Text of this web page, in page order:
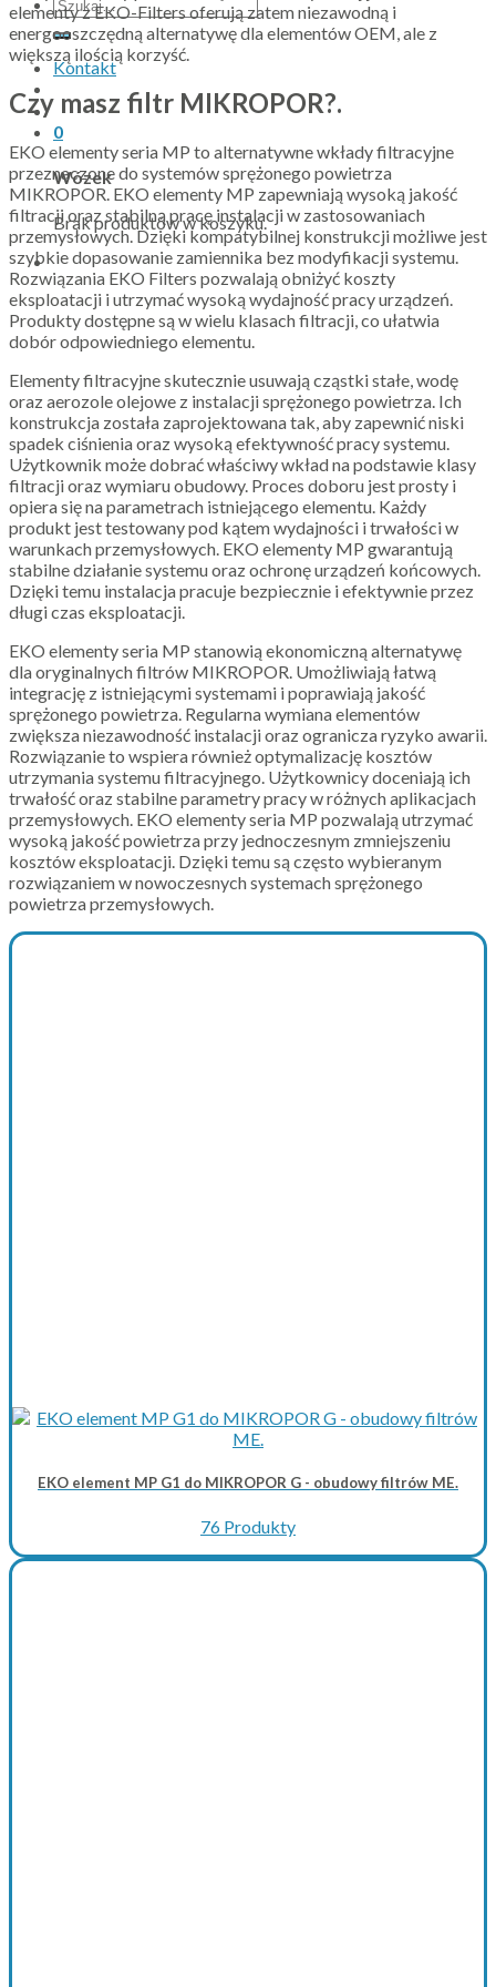
Kontakt
0
Wózek
Brak produktów w koszyku.
elementy z EKO-Filters oferują zatem niezawodną i
energooszczędną alternatywę dla elementów OEM, ale z
większą ilością korzyść.
Czy masz filtr MIKROPOR?.
EKO elementy seria MP to alternatywne wkłady filtracyjne
przeznaczone do systemów sprężonego powietrza
MIKROPOR. EKO elementy MP zapewniają wysoką jakość
filtracji oraz stabilną pracę instalacji w zastosowaniach
przemysłowych. Dzięki kompatybilnej konstrukcji możliwe jest
szybkie dopasowanie zamiennika bez modyfikacji systemu.
Rozwiązania EKO Filters pozwalają obniżyć koszty
eksploatacji i utrzymać wysoką wydajność pracy urządzeń.
Produkty dostępne są w wielu klasach filtracji, co ułatwia
dobór odpowiedniego elementu.
Elementy filtracyjne skutecznie usuwają cząstki stałe, wodę
oraz aerozole olejowe z instalacji sprężonego powietrza. Ich
konstrukcja została zaprojektowana tak, aby zapewnić niski
spadek ciśnienia oraz wysoką efektywność pracy systemu.
Użytkownik może dobrać właściwy wkład na podstawie klasy
filtracji oraz wymiaru obudowy. Proces doboru jest prosty i
opiera się na parametrach istniejącego elementu. Każdy
produkt jest testowany pod kątem wydajności i trwałości w
warunkach przemysłowych. EKO elementy MP gwarantują
stabilne działanie systemu oraz ochronę urządzeń końcowych.
Dzięki temu instalacja pracuje bezpiecznie i efektywnie przez
długi czas eksploatacji.
EKO elementy seria MP stanowią ekonomiczną alternatywę
dla oryginalnych filtrów MIKROPOR. Umożliwiają łatwą
integrację z istniejącymi systemami i poprawiają jakość
sprężonego powietrza. Regularna wymiana elementów
zwiększa niezawodność instalacji oraz ogranicza ryzyko awarii.
Rozwiązanie to wspiera również optymalizację kosztów
utrzymania systemu filtracyjnego. Użytkownicy doceniają ich
trwałość oraz stabilne parametry pracy w różnych aplikacjach
przemysłowych. EKO elementy seria MP pozwalają utrzymać
wysoką jakość powietrza przy jednoczesnym zmniejszeniu
kosztów eksploatacji. Dzięki temu są często wybieranym
rozwiązaniem w nowoczesnych systemach sprężonego
powietrza przemysłowych.
EKO element MP G1 do MIKROPOR G - obudowy filtrów ME.
76 Produkty